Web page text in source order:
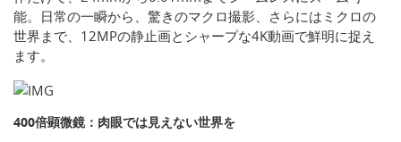
能。日常の一瞬から、驚きのマクロ撮影、さらにはミクロの
世界まで、12MPの静止画とシャープな4K動画で鮮明に捉え
ます。
400倍顕微鏡：肉眼では見えない世界を